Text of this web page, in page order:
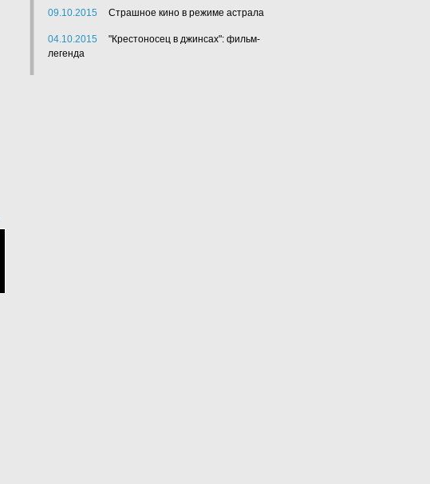
09.10.2015 Страшное кино в режиме астрала
04.10.2015
"Крестоносец в джинсах": фильм-
легенда